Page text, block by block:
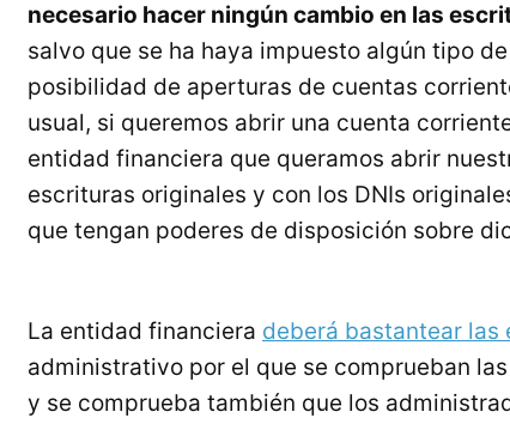
necesario hacer ningún cambio en las
salvo que se ha haya impuesto algún tipo
posibilidad de aperturas de cuentas
usual, si queremos abrir una cuenta
entidad financiera que queramos abrir
escrituras originales y con los DNIs
que tengan poderes de disposición sobre
La entidad financiera deberá bastantear las
administrativo por el que se comprueban
y se comprueba también que los